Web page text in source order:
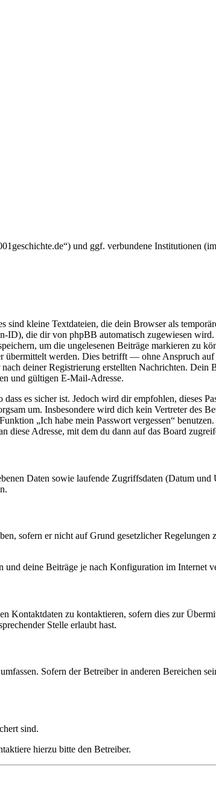
und ggf. verbundene Institutionen
kleine Textdateien, die dein Browser als
ID), die dir von phpBB automatisch zugewiesen
um die ungelesenen Beiträge markieren zu
übermittelt werden. Dies betrifft — ohne Anspruch
deiner Registrierung erstellten Nachrichten. Dein
und gültigen E-Mail-Adresse.
es sicher ist. Jedoch wird dir empfohlen, dieses
um. Insbesondere wird dich kein Vertreter des
„Ich habe mein Passwort vergessen“
diese Adresse, mit dem du dann auf das Board
Daten sowie laufende Zugriffsdaten (Datum
sofern er nicht auf Grund gesetzlicher
deine Beiträge je nach Konfiguration im Internet
Kontaktdaten zu kontaktieren, sofern dies zur
Stelle erlaubt hast.
Sofern der Betreiber in anderen Bereichen
sind.
hierzu bitte den Betreiber.